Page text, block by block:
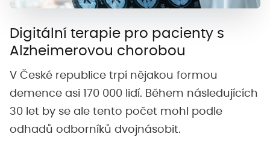
Digitální terapie pro pacienty s
Alzheimerovou chorobou
V České republice trpí nějakou formou
demence asi 170 000 lidí. Během následujících
30 let by se ale tento počet mohl podle
odhadů odborníků dvojnásobit.